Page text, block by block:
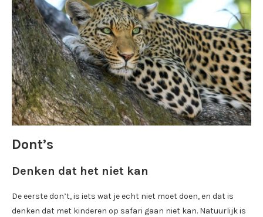
Dont’s
Denken dat het niet kan
De eerste don’t, is iets wat je echt niet moet doen, en dat is
denken dat met kinderen op safari gaan niet kan. Natuurlijk is